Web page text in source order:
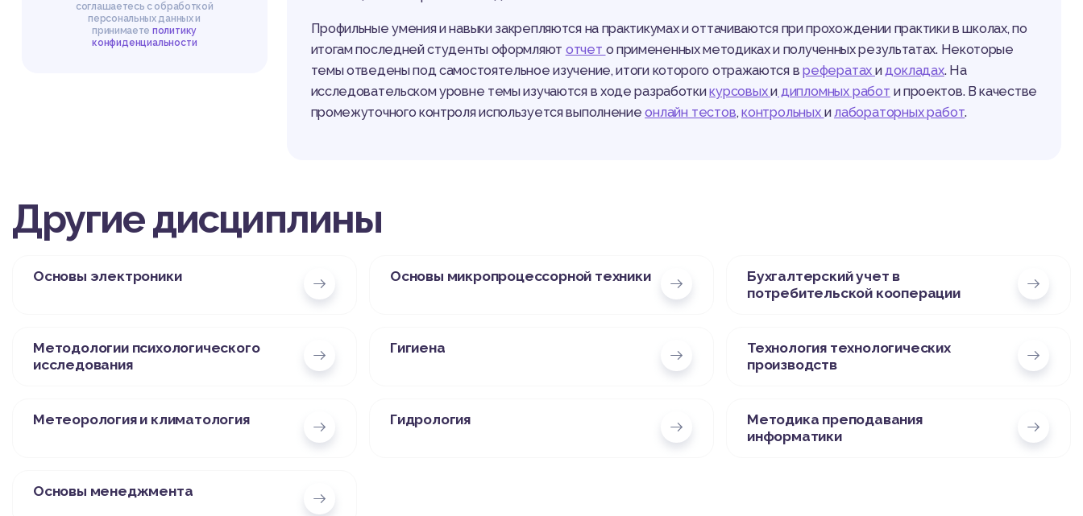
соглашаетесь с обработкой
персональных данных и
принимаете политику
конфиденциальности
Профильные умения и навыки закрепляются на практикумах и оттачиваются при прохождении практики в школах, по
итогам последней студенты оформляют отчет о примененных методиках и полученных результатах. Некоторые
темы отведены под самостоятельное изучение, итоги которого отражаются в рефератах идокладах. На
исследовательском уровне темы изучаются в ходе разработкикурсовыхи дипломных работ и проектов. В качестве
промежуточного контроля используется выполнениеонлайн тестов,контрольных илабораторных работ.
Другие дисциплины
Основы электроники Основы микропроцессорной техники
Бухгалтерский учет в
потребительской кооперации
Методологии психологического
исследования
Гигиена
Технология технологических
производств
Метеорология и климатология Гидрология
Методика преподавания
информатики
Основы менеджмента